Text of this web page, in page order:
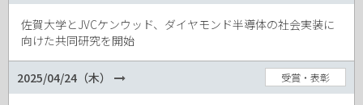
佐賀大学とJVCケンウッド、ダイヤモンド半導体の社会実装に
向けた共同研究を開始
2025/04/24（木） 受賞・表彰